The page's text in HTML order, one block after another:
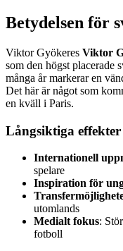
Betydelsen för
Viktor Gyökeres Viktor
som den högst placerade
många år markerar en
Det här är något som
en kväll i Paris.
Långsiktiga
Internationell
spelare
Inspiration för
utomlands
Medialt fokus:
fotboll